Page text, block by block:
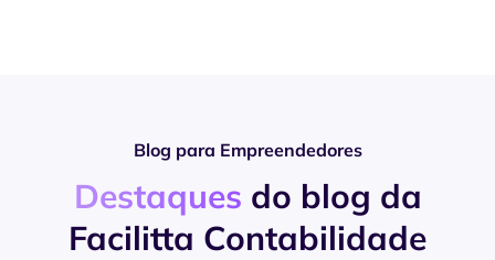
Blog para Empreendedores
Destaques do blog da
Facilitta Contabilidade